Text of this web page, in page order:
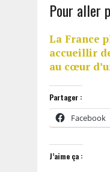
Pour aller
La France
accueillir
au cœur
Partager :
Facebook
J’aime ça :